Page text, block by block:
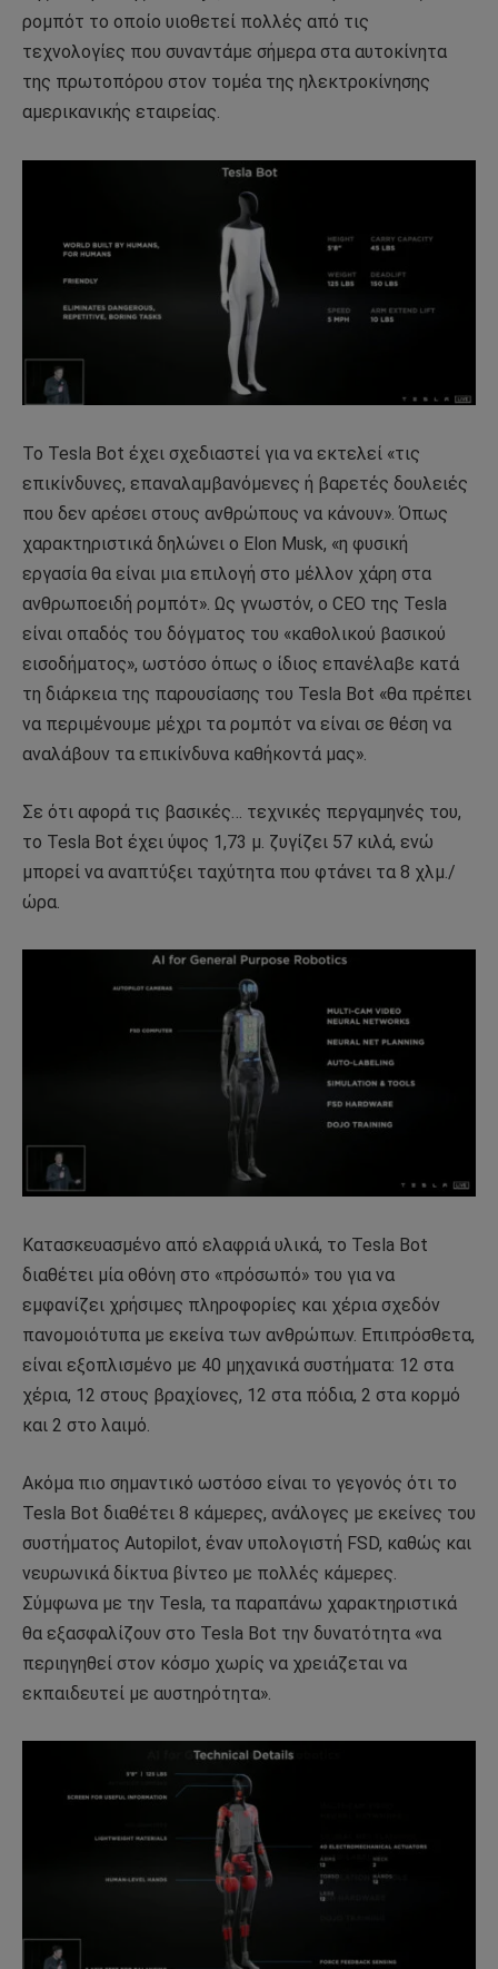
ρομπότ το οποίο υιοθετεί πολλές από τις
τεχνολογίες που συναντάμε σήμερα στα αυτοκίνητα
της πρωτοπόρου στον τομέα της ηλεκτροκίνησης
αμερικανικής εταιρείας.
Το Tesla Bot έχει σχεδιαστεί για να εκτελεί «τις
επικίνδυνες, επαναλαμβανόμενες ή βαρετές δουλειές
που δεν αρέσει στους ανθρώπους να κάνουν». Όπως
χαρακτηριστικά δηλώνει ο Elon Musk, «η φυσική
εργασία θα είναι μια επιλογή στο μέλλον χάρη στα
ανθρωποειδή ρομπότ». Ως γνωστόν, ο CEO της Tesla
είναι οπαδός του δόγματος του «καθολικού βασικού
εισοδήματος», ωστόσο όπως ο ίδιος επανέλαβε κατά
τη διάρκεια της παρουσίασης του Tesla Bot «θα πρέπει
να περιμένουμε μέχρι τα ρομπότ να είναι σε θέση να
αναλάβουν τα επικίνδυνα καθήκοντά μας».
Σε ότι αφορά τις βασικές… τεχνικές περγαμηνές του,
το Tesla Bot έχει ύψος 1,73 μ. ζυγίζει 57 κιλά, ενώ
μπορεί να αναπτύξει ταχύτητα που φτάνει τα 8 χλμ./
ώρα.
Κατασκευασμένο από ελαφριά υλικά, το Tesla Bot
διαθέτει μία οθόνη στο «πρόσωπό» του για να
εμφανίζει χρήσιμες πληροφορίες και χέρια σχεδόν
πανομοιότυπα με εκείνα των ανθρώπων. Επιπρόσθετα,
είναι εξοπλισμένο με 40 μηχανικά συστήματα: 12 στα
χέρια, 12 στους βραχίονες, 12 στα πόδια, 2 στα κορμό
και 2 στο λαιμό.
Ακόμα πιο σημαντικό ωστόσο είναι το γεγονός ότι το
Tesla Bot διαθέτει 8 κάμερες, ανάλογες με εκείνες του
συστήματος Autopilot, έναν υπολογιστή FSD, καθώς και
νευρωνικά δίκτυα βίντεο με πολλές κάμερες.
Σύμφωνα με την Tesla, τα παραπάνω χαρακτηριστικά
θα εξασφαλίζουν στο Tesla Bot την δυνατότητα «να
περιηγηθεί στον κόσμο χωρίς να χρειάζεται να
εκπαιδευτεί με αυστηρότητα».